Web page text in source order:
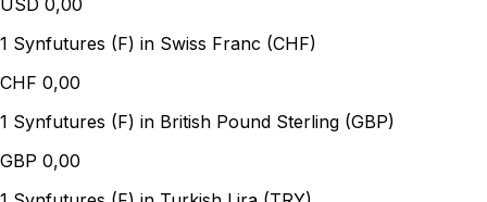
USD 0,00
1 Synfutures (F) in Swiss Franc (CHF)
CHF 0,00
1 Synfutures (F) in British Pound Sterling (GBP)
GBP 0,00